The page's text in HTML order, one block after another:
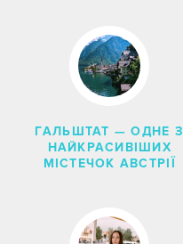
ГАЛЬШТАТ — ОДНЕ З
НАЙКРАСИВІШИХ
МІСТЕЧОК АВСТРІЇ